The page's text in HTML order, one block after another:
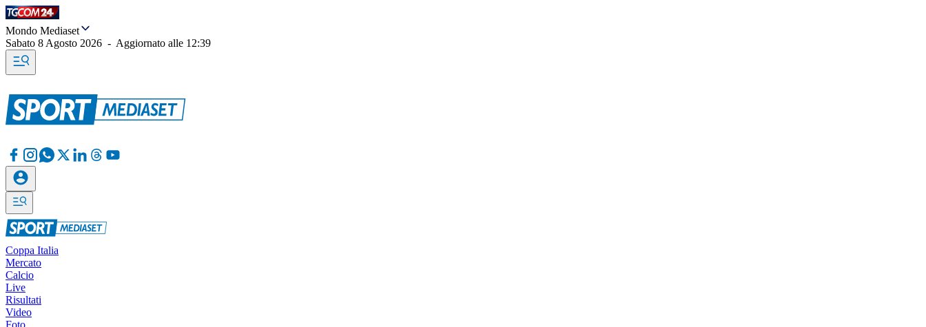
Mondo Mediaset
Sabato 8 Agosto 2026 - Aggiornato alle 12:39
Coppa Italia
Mercato
Calcio
Live
Risultati
Video
Foto